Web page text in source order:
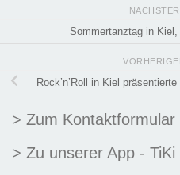
Sommertanztag in
Rock’n’Roll in Kiel
> Zum Kontaktformular
> Zu unserer App - TiKi